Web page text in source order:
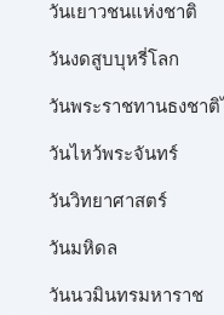
วันเยาวชนแห่งชาติ
วันงดสูบบุหรี่โลก
วันพระราชทานธงชาติ
วันไหว้พระจันทร์​
วันวิทยาศาสตร์
วันมหิดล
วันนวมินทรมหาราช